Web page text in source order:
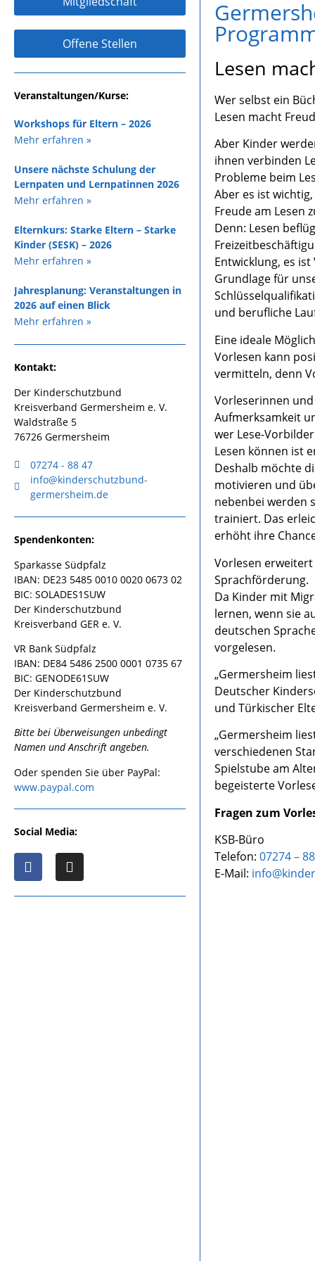
Offene Stellen
Veranstaltungen/Kurse:
Workshops für Eltern – 2026
Mehr erfahren »
Unsere nächste Schulung der
Lernpaten und Lernpatinnen 2026
Mehr erfahren »
Elternkurs: Starke Eltern – Starke
Kinder (SESK) – 2026
Mehr erfahren »
Jahresplanung: Veranstaltungen in
2026 auf einen Blick
Mehr erfahren »
Kontakt:
Der Kinderschutzbund
Kreisverband Germersheim e. V.
Waldstraße 5
76726 Germersheim
07274 - 88 47
info@kinderschutzbund-
germersheim.de
Spendenkonten:
Sparkasse Südpfalz
IBAN: DE23 5485 0010 0020 0673 02
BIC: SOLADES1SUW
Der Kinderschutzbund
Kreisverband GER e. V.
VR Bank Südpfalz
IBAN: DE84 5486 2500 0001 0735 67
BIC: GENODE61SUW
Der Kinderschutzbund
Kreisverband Germersheim e. V.
Bitte bei Überweisungen unbedingt
Namen und Anschrift angeben.
Oder spenden Sie über PayPal:
www.paypal.com
Social Media:
Lesen
Wer selbst ein
Lesen macht
Aber Kinder
ihnen verbinden
Probleme beim
Aber es ist
Freude am Lesen
Denn: Lesen
Entwicklung, es
Grundlage für
und berufliche
Eine ideale
Vorlesen kann
vermitteln, denn
Vorleserinnen
Aufmerksamkeit
wer Lese-
Lesen können ist
Deshalb möchte
motivieren und
nebenbei werden
trainiert. Das
erhöht ihre
Vorlesen
Sprachförderung.
Da Kinder mit
lernen, wenn sie
deutschen
vorgelesen.
„Germersheim
Deutscher
und Türkischer
„Germersheim
verschiedenen
Spielstube am
begeisterte
Fragen zum
KSB-Büro
Telefon: 07274 –
E-Mail: